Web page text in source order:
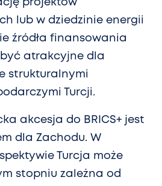
projektów
lub w dziedzinie energii
źródła finansowania
atrakcyjne dla
strukturalnymi
Turcji.
akcesja do BRICS+ jest
dla Zachodu. W
Turcja może
stopniu zależna od